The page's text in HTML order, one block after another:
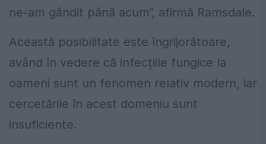
ne-am gândit până acum”, afirmă Ramsdale.
Această posibilitate este îngrijorătoare,
având în vedere că infecțiile fungice la
oameni sunt un fenomen relativ modern, iar
cercetările în acest domeniu sunt
insuficiente.